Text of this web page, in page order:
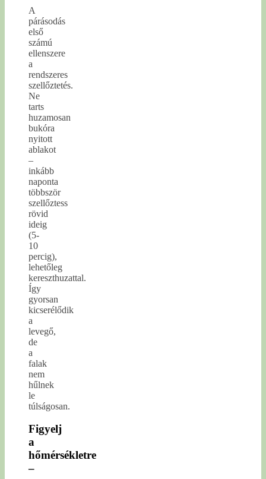
A
párásodás
első
számú
ellenszere
a
rendszeres
szellőztetés.
Ne
tarts
huzamosan
bukóra
nyitott
ablakot
–
inkább
naponta
többször
szellőztess
rövid
ideig
(5-
10
percig),
lehetőleg
kereszthuzattal.
Így
gyorsan
kicserélődik
a
levegő,
de
a
falak
nem
hűlnek
le
túlságosan.
Figyelj
a
hőmérsékletre
–